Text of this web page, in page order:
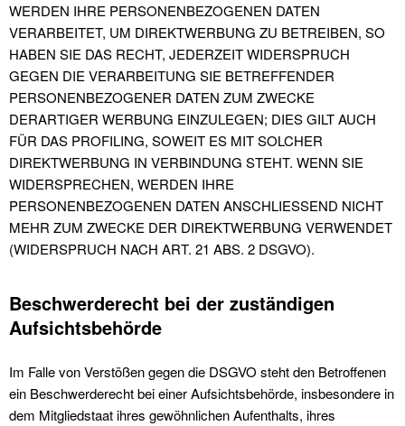
WERDEN IHRE PERSONENBEZOGENEN DATEN
VERARBEITET, UM DIREKTWERBUNG ZU BETREIBEN, SO
HABEN SIE DAS RECHT, JEDERZEIT WIDERSPRUCH
GEGEN DIE VERARBEITUNG SIE BETREFFENDER
PERSONENBEZOGENER DATEN ZUM ZWECKE
DERARTIGER WERBUNG EINZULEGEN; DIES GILT AUCH
FÜR DAS PROFILING, SOWEIT ES MIT SOLCHER
DIREKTWERBUNG IN VERBINDUNG STEHT. WENN SIE
WIDERSPRECHEN, WERDEN IHRE
PERSONENBEZOGENEN DATEN ANSCHLIESSEND NICHT
MEHR ZUM ZWECKE DER DIREKTWERBUNG VERWENDET
(WIDERSPRUCH NACH ART. 21 ABS. 2 DSGVO).
Beschwerde­recht bei der zuständigen
Aufsichts­behörde
Im Falle von Verstößen gegen die DSGVO steht den Betroffenen
ein Beschwerderecht bei einer Aufsichtsbehörde, insbesondere in
dem Mitgliedstaat ihres gewöhnlichen Aufenthalts, ihres